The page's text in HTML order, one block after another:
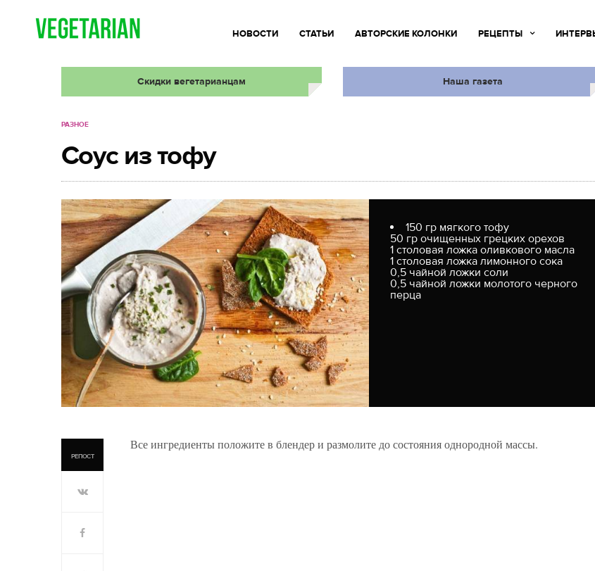
НОВОСТИ СТАТЬИ АВТОРСКИЕ КОЛОНКИ РЕЦЕПТЫ
Скидки вегетарианцам Наша газета
РАЗНОЕ
Соус из тофу
150 гр мягкого тофу
50 гр очищенных грецких орехов
1 столовая ложка оливкового масла
1 столовая ложка лимонного сока
0,5 чайной ложки соли
0,5 чайной ложки молотого черного
перца
РЕПОСТ
Все ингредиенты положите в блендер и размолите до состояния однородной массы.